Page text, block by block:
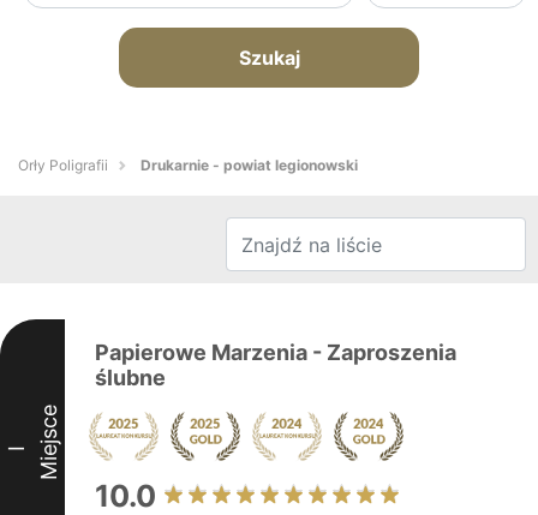
Szukaj
Orły Poligrafii Drukarnie - powiat legionowski
I Miejsce
Papierowe Marzenia - Zaproszenia
ślubne
10.0